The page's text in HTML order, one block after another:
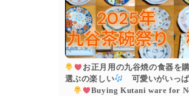
お正月用の九谷焼の食器を
選ぶの楽しい
可愛いがいっ
Buying Kutani ware for